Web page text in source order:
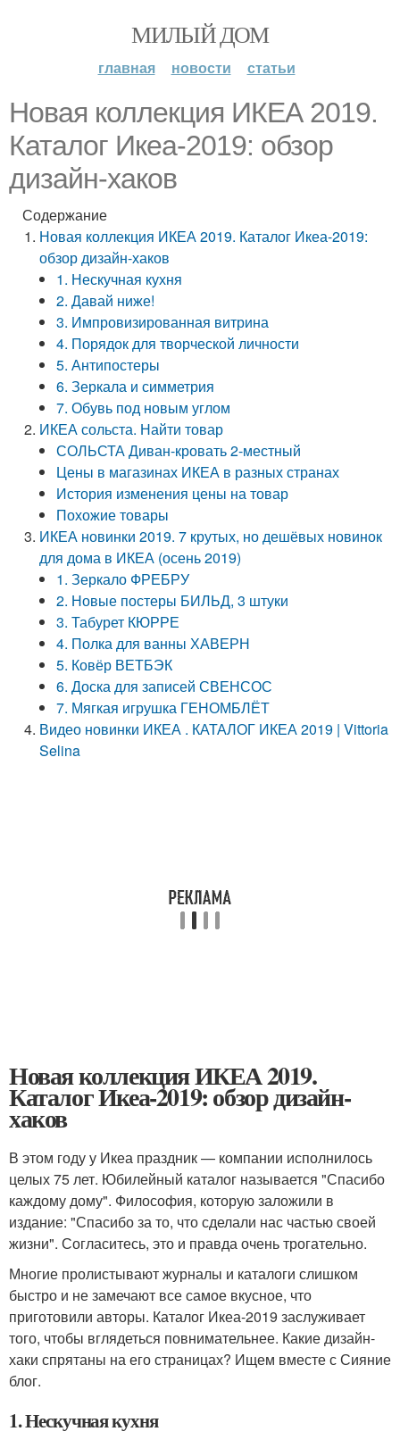
МИЛЫЙ ДОМ
главная новости статьи
Новая коллекция ИКЕА 2019.
Каталог Икеа-2019: обзор
дизайн-хаков
Содержание
Новая коллекция ИКЕА 2019. Каталог Икеа-2019:
обзор дизайн-хаков
1. Нескучная кухня
2. Давай ниже!
3. Импровизированная витрина
4. Порядок для творческой личности
5. Антипостеры
6. Зеркала и симметрия
7. Обувь под новым углом
ИКЕА сольста. Найти товар
СОЛЬСТА Диван-кровать 2-местный
Цены в магазинах ИКЕА в разных странах
История изменения цены на товар
Похожие товары
ИКЕА новинки 2019. 7 крутых, но дешёвых новинок
для дома в ИКЕА (осень 2019)
1. Зеркало ФРЕБРУ
2. Новые постеры БИЛЬД, 3 штуки
3. Табурет КЮРРЕ
4. Полка для ванны ХАВЕРН
5. Ковёр ВЕТБЭК
6. Доска для записей СВЕНСОС
7. Мягкая игрушка ГЕНОМБЛЁТ
Видео новинки ИКЕА . КАТАЛОГ ИКЕА 2019 | Vittoria
Selina
Новая коллекция ИКЕА 2019.
Каталог Икеа-2019: обзор дизайн-
хаков
В этом году у Икеа праздник — компании исполнилось
целых 75 лет. Юбилейный каталог называется "Спасибо
каждому дому". Философия, которую заложили в
издание: "Спасибо за то, что сделали нас частью своей
жизни". Согласитесь, это и правда очень трогательно.
Многие пролистывают журналы и каталоги слишком
быстро и не замечают все самое вкусное, что
приготовили авторы. Каталог Икеа-2019 заслуживает
того, чтобы вглядеться повнимательнее. Какие дизайн-
хаки спрятаны на его страницах? Ищем вместе с Сияние
блог.
1. Нескучная кухня